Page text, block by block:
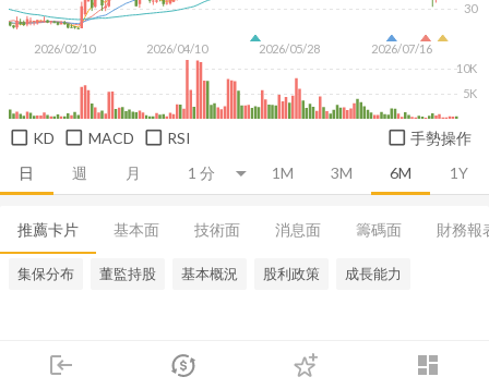
login dashboard
市場 登入
日 週 月 1M 3M 6M 1Y
2026/02/10 2026/04/10 2026/05/28 2026/07/16
30
5K
10K
KD MACD RSI 手勢操作
推薦卡片 基本面 技術面 消息面 籌碼面 財務報
集保分布 董監持股 基本概況 股利政策 成長能力